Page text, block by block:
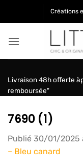
Créations
Livraison 48h offerte
remboursée"
7690 (1)
Publié 30/01/2025
– Bleu canard